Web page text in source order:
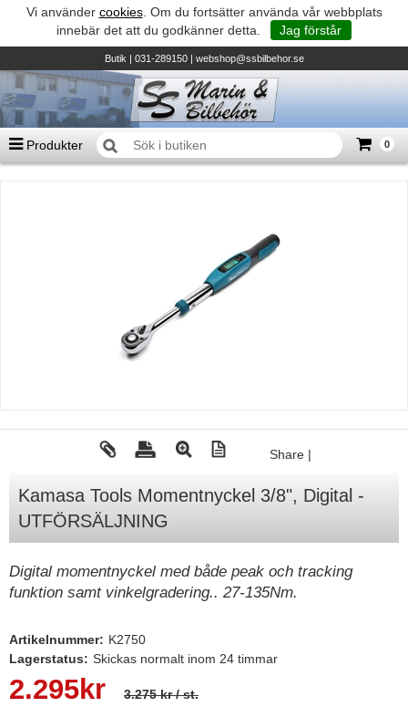
Vi använder cookies. Om du fortsätter använda vår webbplats
innebär det att du godkänner detta.
Jag förstår
Butik| 031-289150 | webshop@ssbilbehor.se
Produkter 0
TILL KASSAN
Honda - Utombordare
TK Trailer
Volvo Penta Servicedelar
Yamaha Servicedelar
Garmin
Lowrance
Share |
Kamasa Tools Momentnyckel 3/8", Digital -
UTFÖRSÄLJNING
Digital momentnyckel med både peak och tracking
funktion samt vinkelgradering.. 27-135Nm.
Artikelnummer: K2750
Lagerstatus: Skickas normalt inom 24 timmar
2.295kr 3.275 kr/ st.